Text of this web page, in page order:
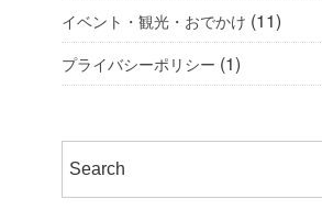
イベント・観光・おでかけ (11)
プライバシーポリシー (1)